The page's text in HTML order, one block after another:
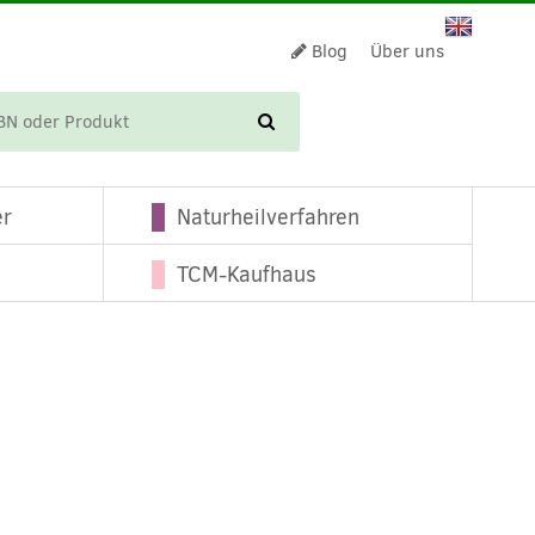
Blog Über uns
Naturheilverfahren
TCM-Kaufhaus